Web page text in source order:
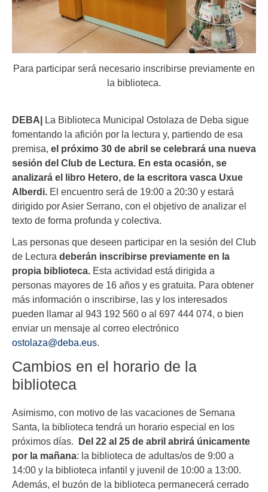
Para participar será necesario inscribirse previamente en
la biblioteca.
DEBA| La Biblioteca Municipal Ostolaza de Deba sigue
fomentando la afición por la lectura y, partiendo de esa
premisa, el próximo 30 de abril se celebrará una nueva
sesión del Club de Lectura. En esta ocasión, se
analizará el libro Hetero, de la escritora vasca Uxue
Alberdi. El encuentro será de 19:00 a 20:30 y estará
dirigido por Asier Serrano, con el objetivo de analizar el
texto de forma profunda y colectiva.
Las personas que deseen participar en la sesión del Club
de Lectura deberán inscribirse previamente en la
propia biblioteca. Esta actividad está dirigida a
personas mayores de 16 años y es gratuita. Para obtener
más información o inscribirse, las y los interesados
pueden llamar al 943 192 560 o al 697 444 074, o bien
enviar un mensaje al correo electrónico
ostolaza@deba.eus.
Cambios en el horario de la
biblioteca
Asimismo, con motivo de las vacaciones de Semana
Santa, la biblioteca tendrá un horario especial en los
próximos días. Del 22 al 25 de abril abrirá únicamente
por la mañana: la biblioteca de adultas/os de 9:00 a
14:00 y la biblioteca infantil y juvenil de 10:00 a 13:00.
Además, el buzón de la biblioteca permanecerá cerrado